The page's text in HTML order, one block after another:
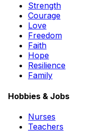
Strength
Courage
Love
Freedom
Faith
Hope
Resilience
Family
Hobbies & Jobs
Nurses
Teachers